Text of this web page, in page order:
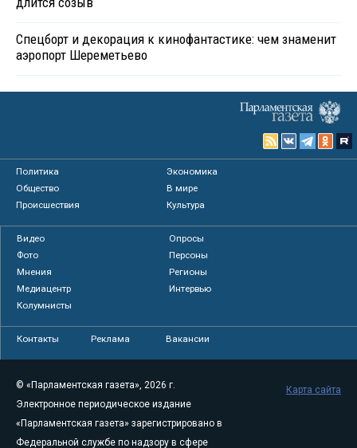
Спецборт и декорация к кинофантастике: чем знаменит
аэропорт Шереметьево
Политика
Экономика
Общество
В мире
Происшествия
Культура
Видео
Опросы
Фото
Персоны
Мнения
Регионы
Медиацентр
Интервью
Колумнисты
Контакты Реклама Вакансии
© «Парламентская газета», 2026 г.
Электронное периодическое издание
«Парламентская газета» зарегистрировано в
Федеральной службе по надзору в сфере
Карта сайта